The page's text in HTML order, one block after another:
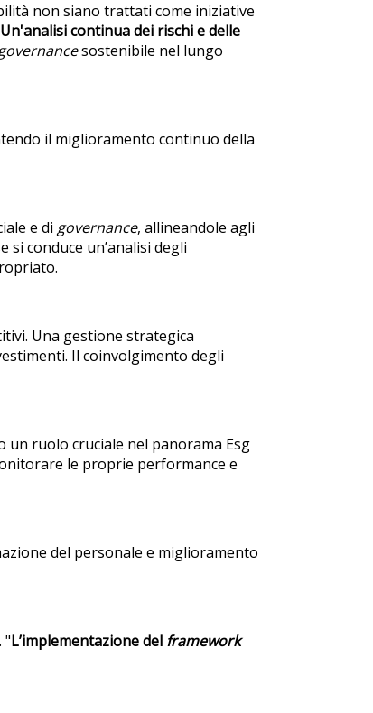
non siano trattati come iniziative
continua dei rischi e delle
sostenibile nel lungo
il miglioramento continuo della
e di governance, allineandole agli
si conduce un’analisi degli
Una gestione strategica
Il coinvolgimento degli
ruolo cruciale nel panorama Esg
le proprie performance e
del personale e miglioramento
"L’implementazione del framework